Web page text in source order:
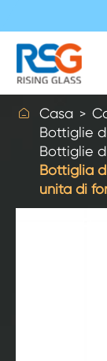
 Casa
Bottiglie
Bottiglie
Bottiglia
unita di